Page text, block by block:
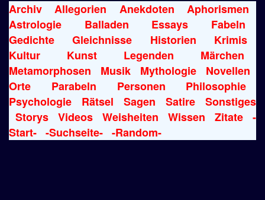
Archiv Allegorien Anekdoten
Aphorismen
Astrologie
Balladen Essays
Fabeln
Gedichte
Gleichnisse Historien
Krimis
Kultur
Kunst Legenden
Märchen
Metamorphosen
Musik Mythologie
Novellen
Orte
Parabeln Personen
Philosophie
Psychologie
Rätsel Sagen Satire
Sonstiges
Storys
Videos Weisheiten Wissen Zitate
-
Start- -Suchseite- -Random-